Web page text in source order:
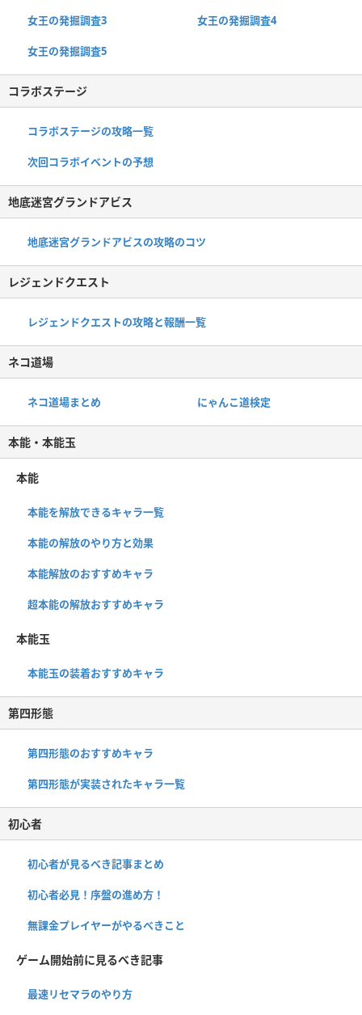
女王の発掘調査3 女王の発掘調査4
女王の発掘調査5
コラボステージ
コラボステージの攻略一覧
次回コラボイベントの予想
地底迷宮グランドアビス
地底迷宮グランドアビスの攻略のコツ
レジェンドクエスト
レジェンドクエストの攻略と報酬一覧
ネコ道場
ネコ道場まとめ にゃんこ道検定
本能・本能玉
本能
本能を解放できるキャラ一覧
本能の解放のやり方と効果
本能解放のおすすめキャラ
超本能の解放おすすめキャラ
本能玉
本能玉の装着おすすめキャラ
第四形態
第四形態のおすすめキャラ
第四形態が実装されたキャラ一覧
初心者
初心者が見るべき記事まとめ
初心者必見！序盤の進め方！
無課金プレイヤーがやるべきこと
ゲーム開始前に見るべき記事
最速リセマラのやり方